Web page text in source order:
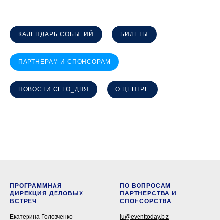
КАЛЕНДАРЬ СОБЫТИЙ БИЛЕТЫ
ПАРТНЕРАМ И СПОНСОРАМ
НОВОСТИ СЕГО_ДНЯ О ЦЕНТРЕ
ПРОГРАММНАЯ
ДИРЕКЦИЯ ДЕЛОВЫХ
ВСТРЕЧ
Екатерина Головченко
ПО ВОПРОСАМ
ПАРТНЕРСТВА И
СПОНСОРСТВА
lu@eventtoday.biz